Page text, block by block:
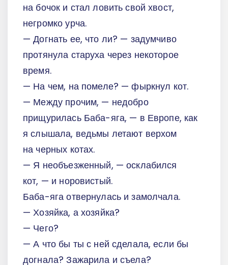
на бочок и стал ловить свой хвост,
негромко урча.
— Догнать ее, что ли? — задумчиво
протянула старуха через некоторое
время.
— На чем, на помеле? — фыркнул кот.
— Между прочим, — недобро
прищурилась Баба-яга, — в Европе, как
я слышала, ведьмы летают верхом
на черных котах.
— Я необъезженный, — осклабился
кот, — и норовистый.
Баба-яга отвернулась и замолчала.
— Хозяйка, а хозяйка?
— Чего?
— А что бы ты с ней сделала, если бы
догнала? Зажарила и съела?